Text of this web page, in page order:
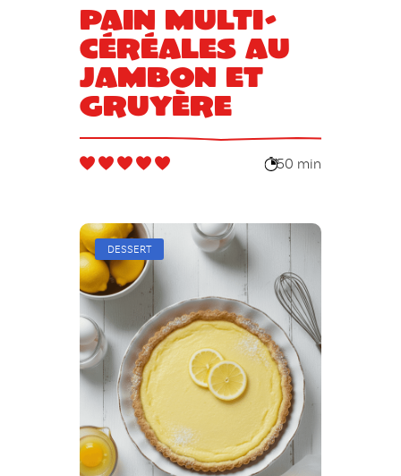
Pain multi-
céréales au
jambon et
gruyère
50 min
DESSERT